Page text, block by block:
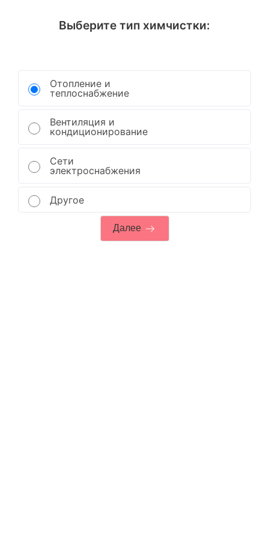
Выберите тип химчистки:
Отопление и
теплоснабжение
Вентиляция и
кондиционирование
Сети
электроснабжения
Другое
Далее